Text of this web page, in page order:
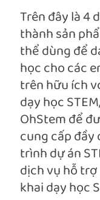
Trên đây là 4
thành sản
thể dùng để
học cho các
trên hữu ích
dạy học
OhStem để
cung cấp
trình dự án
dịch vụ hỗ
khai dạy học